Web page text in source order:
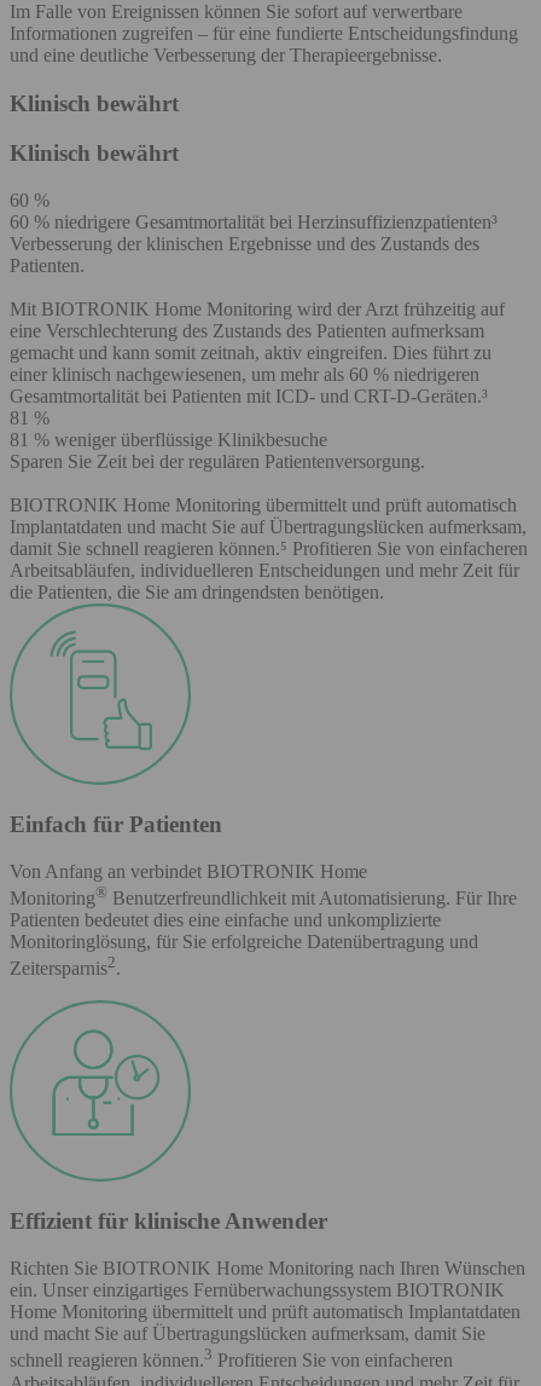
Im Falle von Ereignissen können Sie sofort auf verwertbare
Informationen zugreifen – für eine fundierte Entscheidungsfindung
und eine deutliche Verbesserung der Therapieergebnisse.
Klinisch bewährt
Klinisch bewährt
60 %
60 % niedrigere Gesamtmortalität bei Herzinsuffizienzpatienten³
Verbesserung der klinischen Ergebnisse und des Zustands des
Patienten.
Mit BIOTRONIK Home Monitoring wird der Arzt frühzeitig auf
eine Verschlechterung des Zustands des Patienten aufmerksam
gemacht und kann somit zeitnah, aktiv eingreifen. Dies führt zu
einer klinisch nachgewiesenen, um mehr als 60 % niedrigeren
Gesamtmortalität bei Patienten mit ICD- und CRT-D-Geräten.³
81 %
81 % weniger überflüssige Klinikbesuche
Sparen Sie Zeit bei der regulären Patientenversorgung.
BIOTRONIK Home Monitoring übermittelt und prüft automatisch
Implantatdaten und macht Sie auf Übertragungslücken aufmerksam,
damit Sie schnell reagieren können.⁵ Profitieren Sie von einfacheren
Arbeitsabläufen, individuelleren Entscheidungen und mehr Zeit für
die Patienten, die Sie am dringendsten benötigen.
Einfach für Patienten
Von Anfang an verbindet BIOTRONIK Home
Monitoring® Benutzerfreundlichkeit mit Automatisierung. Für Ihre
Patienten bedeutet dies eine einfache und unkomplizierte
Monitoringlösung, für Sie erfolgreiche Datenübertragung und
Zeitersparnis2.
Effizient für klinische Anwender
Richten Sie BIOTRONIK Home Monitoring nach Ihren Wünschen
ein. Unser einzigartiges Fernüberwachungssystem BIOTRONIK
Home Monitoring übermittelt und prüft automatisch Implantatdaten
und macht Sie auf Übertragungslücken aufmerksam, damit Sie
schnell reagieren können.3 Profitieren Sie von einfacheren